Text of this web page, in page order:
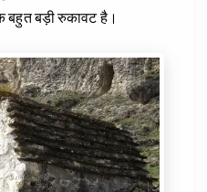
बहुत बड़ी रुकावट है।